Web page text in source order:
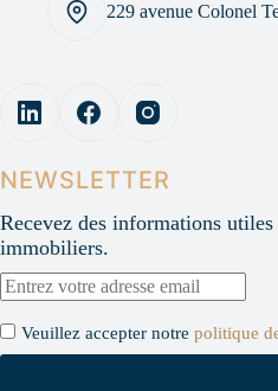
229 avenue Colonel
NEWSLETTER
Recevez des informations
immobiliers.
Veuillez accepter notre politique